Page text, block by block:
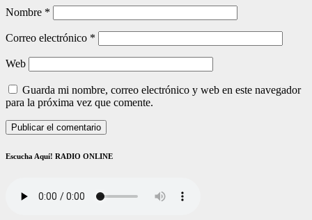
Nombre *
Correo electrónico *
Web
Guarda mi nombre, correo electrónico y web en este navegador
para la próxima vez que comente.
Escucha Aquí! RADIO ONLINE